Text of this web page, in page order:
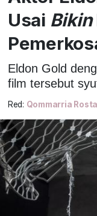
Usai Bikin
Eldon Gold
film tersebut
Red: Qommarria